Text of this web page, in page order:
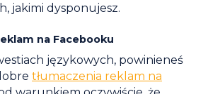
jakimi dysponujesz.
na Facebooku
językowych, powinieneś
tłumaczenia reklam na